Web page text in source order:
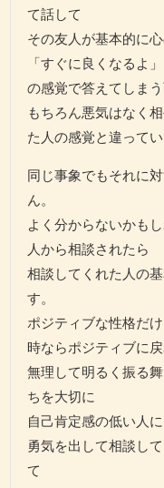
て話して
その友人が基本的に
「すぐに良くなるよ
の感覚で答えてしま
もちろん悪気はなく
た人の感覚と違って
同じ事象でもそれに
ん。
よく分からないかも
人から相談されたら
相談してくれた人の
す。
ポジティブな性格だ
時ならポジティブに
無理して明るく振る
ちを大切に
自己肯定感の低い人
勇気を出して相談し
て